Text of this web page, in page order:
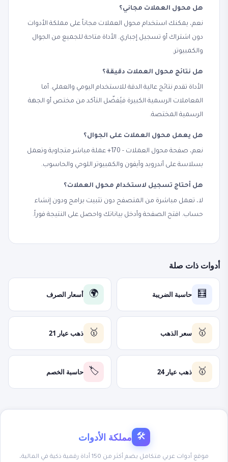
هل محول العملات مجاني؟
نعم، يمكنك استخدام محول العملات مجاناً على مملكة الأدوات
دون اشتراك أو تسجيل إجباري. الأداة متاحة للجميع من الجوال
والكمبيوتر.
هل نتائج محول العملات دقيقة؟
الأداة تقدم نتائج عالية الدقة للاستخدام اليومي والعملي. أما
المعاملات الرسمية الكبيرة فيُفضّل التأكد من مختص أو الجهة
الرسمية المختصة.
هل يعمل محول العملات على الجوال؟
نعم، صفحة محول العملات - 170+ عملة مباشر متجاوبة وتعمل
بسلاسة على أندرويد وآيفون والكمبيوتر اللوحي والحاسوب.
هل أحتاج تسجيل لاستخدام محول العملات؟
لا، تعمل مباشرة من المتصفح دون تثبيت برامج ودون إنشاء
حساب. افتح الصفحة وأدخل بياناتك واحصل على النتيجة فوراً.
أدوات ذات صلة
🧮 حاسبة الضريبة 🌍 أسعار الصرف
🥇 سعر الذهب 🥇 ذهب عيار 21
🥇 ذهب عيار 24 🏷️ حاسبة الخصم
🛠 مملكة الأدوات
موقع أدوات عربي متكامل يضم أكثر من 150 أداة رقمية ذكية في المالية،